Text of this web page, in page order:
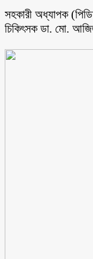
সহকারী অধ্যাপক
চিকিৎসক ডা. মো.